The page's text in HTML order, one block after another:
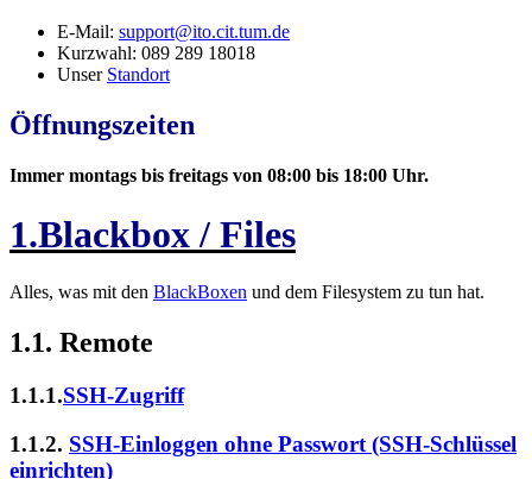
E-Mail: support@ito.cit.tum.de
Kurzwahl: 089 289 18018
Unser Standort
Öffnungszeiten
Immer montags bis freitags von 08:00 bis 18:00 Uhr.
1.Blackbox / Files
Alles, was mit den BlackBoxen und dem Filesystem zu tun hat.
1.1. Remote
1.1.1.SSH-Zugriff
1.1.2. SSH-Einloggen ohne Passwort (SSH-Schlüssel
einrichten)